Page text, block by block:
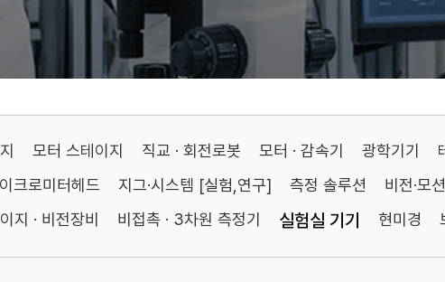
모터 스테이지 직교 · 회전로봇 모터 · 감속기 광학기기
크로미터헤드
지그·시스템 [실험,연구] 측정 솔루션
비전·모
지 · 비전장비
비접촉 · 3차원 측정기 실험실 기기 현미경